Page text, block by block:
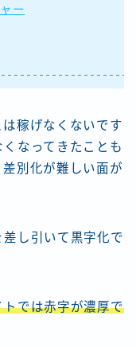
ー
稼げなくないです
なってきたことも
別化が難しい面が
し引いて黒字化で
では赤字が濃厚で